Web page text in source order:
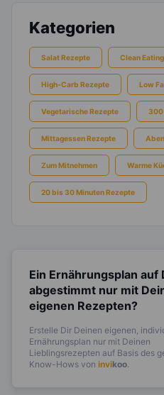
Kategorien
Salat Rezepte Clean
High-Carb Rezepte Low
Vegetarische Rezepte 300
Mittagessen Rezepte
Zum Mitnehmen Warme
20 bis 30 Minuten Rezepte
Ein Ernährungsplan auf
abgestimmt nur mit
eigenen Rezepten?
Erstelle Dir Deinen eigenen,
Ernährungsplan nur mit Deinen
Lieblingsrezepten auf Basis des
Know-Hows von invikoo